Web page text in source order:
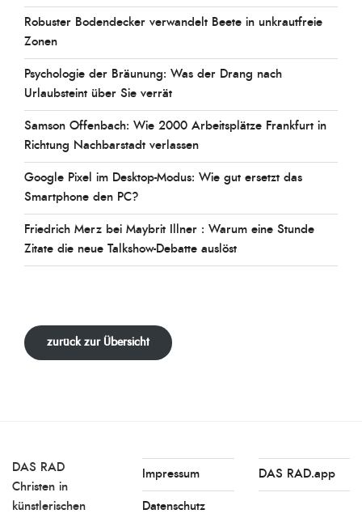
Robuster Bodendecker verwandelt Beete in unkrautfreie
Zonen
Psychologie der Bräunung: Was der Drang nach
Urlaubsteint über Sie verrät
Samson Offenbach: Wie 2000 Arbeitsplätze Frankfurt in
Richtung Nachbarstadt verlassen
Google Pixel im Desktop-Modus: Wie gut ersetzt das
Smartphone den PC?
Friedrich Merz bei Maybrit Illner : Warum eine Stunde
Zitate die neue Talkshow-Debatte auslöst
zurück zur Übersicht
DAS RAD
Christen in
künstlerischen
Impressum
Datenschutz
DAS RAD.app